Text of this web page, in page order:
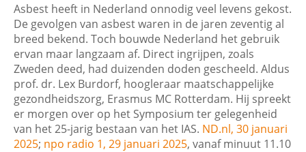
Asbest heeft in Nederland onnodig veel levens gekost.
De gevolgen van asbest waren in de jaren zeventig al
breed bekend. Toch bouwde Nederland het gebruik
ervan maar langzaam af. Direct ingrijpen, zoals
Zweden deed, had duizenden doden gescheeld. Aldus
prof. dr. Lex Burdorf, hoogleraar maatschappelijke
gezondheidszorg, Erasmus MC Rotterdam. Hij spreekt
er morgen over op het Symposium ter gelegenheid
van het 25-jarig bestaan van het IAS. ND.nl, 30 januari
2025; npo radio 1, 29 januari 2025, vanaf minuut 11.10